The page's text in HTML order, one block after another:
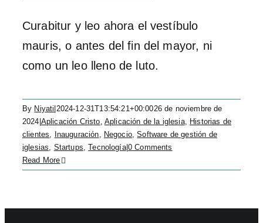
Curabitur y leo ahora el vestíbulo
mauris, o antes del fin del mayor, ni
como un leo lleno de luto.
By Niyati 2024-12-31T13:54:21+00:0026 de noviembre de
2024 Aplicación Cristo, Aplicación de la iglesia, Historias de
clientes, Inauguración, Negocio,Software de gestión de
iglesias, Startups,Tecnología|0 Comments
Read More